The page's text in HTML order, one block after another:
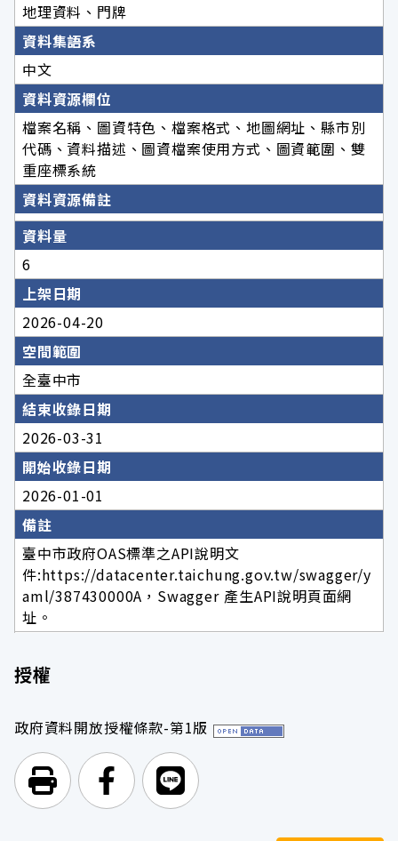
地理資料、門牌
資料集語系
中文
資料資源欄位
檔案名稱、圖資特色、檔案格式、地圖網址、縣市別
代碼、資料描述、圖資檔案使用方式、圖資範圍、雙
重座標系統
資料資源備註
資料量
6
上架日期
2026-04-20
空間範圍
全臺中市
結束收錄日期
2026-03-31
開始收錄日期
2026-01-01
備註
臺中市政府OAS標準之API說明文
件:https://datacenter.taichung.gov.tw/swagger/y
aml/387430000A，Swagger 產生API說明頁面網
址。
授權
政府資料開放授權條款-第1版
列印頁面前往Facebook
前往Line